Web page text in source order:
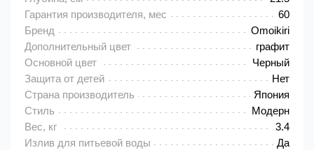
Гарантия производителя, мес
60
Бренд
Omoikiri
Дополнительный цвет
графит
Основной цвет
Черный
Защита от детей
Нет
Страна производитель
Япония
Стиль
Модерн
Вес, кг
3.4
Излив для питьевой воды
Да